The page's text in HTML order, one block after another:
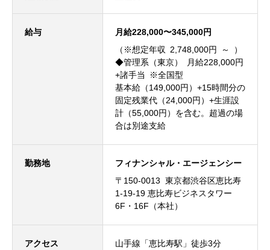
給与
月給228,000〜345,000円
（※想定年収 2,748,000円 ～ ）
◆管理系（東京） 月給228,000円
+諸手当 ※全国型
基本給（149,000円）+15時間分の
固定残業代（24,000円）+生涯設
計（55,000円）を含む。超過の場
合は別途支給
勤務地
フィナンシャル・エージェンシー
〒150-0013 東京都渋谷区恵比寿
1-19-19 恵比寿ビジネスタワー
6F・16F（本社）
アクセス
山手線「恵比寿駅」徒歩3分